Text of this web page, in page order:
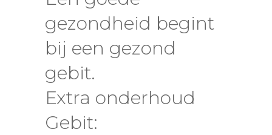
gezondheid begint
bij een gezond
gebit.
Extra onderhoud
Gebit: